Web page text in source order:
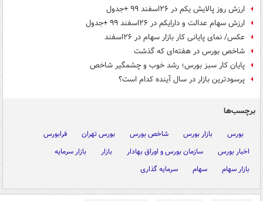
ارزش روز پالایش یکم در ۲۶‌اسفند ۹۹ +جدول
ارزش سهام عدالت و دارایکم در ۲۶اسفند ۹۹ +جدول
عکس/ نمای پایانی کار بازار سهام در ۲۶اسفند
شاخص بورس در هفته‌ای که گذشت
پایان کار سبز بورس؛ رشد خوب و چشمگیر شاخص
پرسودترین بازار در سال آینده کدام است؟
برچسب‌ها
بورس بازار بورس شاخص بورس بورس تهران
فرابورس
اخبار بورس
سازمان بورس و اوراق بهادار بازار
بازار سرمایه
بازار سهام
سهام سرمایه گذاری